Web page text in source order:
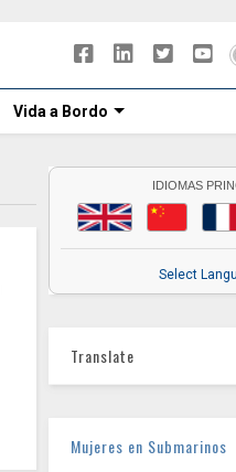
Vida a Bordo
IDIOMAS
Select
Translate
Mujeres en Submarinos